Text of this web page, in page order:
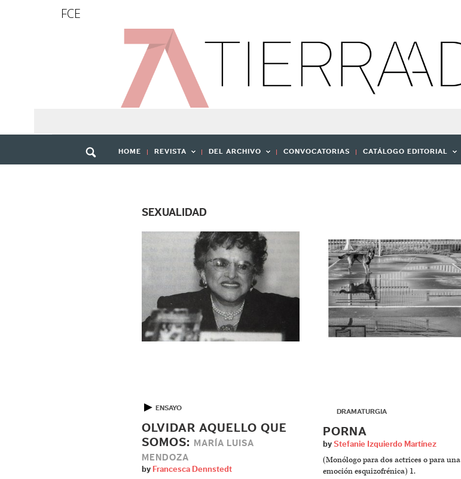
FCE
HOME REVISTA DEL ARCHIVO CONVOCATORIAS CATÁLOGO EDITORIAL
SEXUALIDAD
▶ ENSAYO
OLVIDAR AQUELLO QUE
SOMOS:
MARÍA LUISA
MENDOZA
by Francesca Dennstedt
DRAMATURGIA
PORNA
by Stefanie Izquierdo Martínez
(Monólogo para dos actrices o para una
emoción esquizofrénica) 1.